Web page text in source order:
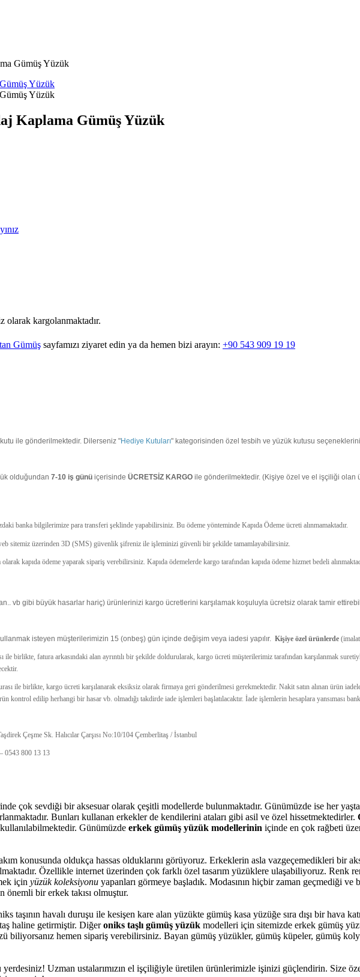
Gümüş Yüzük
Kaplama Gümüş Yüzük
olarak kargolanmaktadır.
Gümüş sayfamızı ziyaret edin ya da hemen bizi arayın: +90 543 909 19 19
ile gönderilmektedir. Dilerseniz "Hediye Kutuları" kategorisinden özel tesbih ve yüzük kutusu
olduğundan 7-10 iş günü içerisinde ÜCRETSİZ KARGO ile gönderilmektedir. (Kişiye özel ve el işçiliği olan
banka bilgilerimize para transferi şeklinde yapabilirsiniz. Bu ödeme yönteminde Kapıda Ödeme ücreti alınmamaktadır.
sitemiz üzerinden 3D (SMS) güvenlik şifreniz ile işleminizi güvenli bir şekilde tamamlayabilirsiniz.
kapıda ödeme yaparak sipariş verebilirsiniz. Kapıda ödemelerde kargo tarafından kapıda ödeme hizmet bedeli
vb gibi büyük hasarlar hariç) ürünlerinizi kargo ücretlerini karşılamak koşuluyla ücretsiz olarak tamir
isteyen müşterilerimizin 15 (onbeş) gün içinde değişim veya iadesi yapılır. Kişiye özel ürünlerde
ile birlikte, fatura arkasındaki alan ayrıntılı bir şekilde doldurularak, kargo ücreti müşterilerimiz tarafından karşılanmak
ile birlikte, kargo ücreti karşılanarak eksiksiz olarak firmaya geri gönderilmesi gerekmektedir. Nakit satın alınan ürün
kontrol edilip herhangi bir hasar vb. olmadığı takdirde iade işlemleri başlatılacaktır. İade işlemlerin hesaplara yansıması
Çeşme Sk. Halıcılar Çarşısı No:10/104 Çemberlitaş / İstanbul
0543 800 13 13
çok sevdiği bir aksesuar olarak çeşitli modellerde bulunmaktadır. Günümüzde ise her
Bunları kullanan erkekler de kendilerini ataları gibi asil ve özel hissetmektedirler.
Günümüzde erkek gümüş yüzük modellerinin içinde en çok rağbeti
konusunda oldukça hassas olduklarını görüyoruz. Erkeklerin asla vazgeçemedikleri bir
Özellikle internet üzerinden çok farklı özel tasarım yüzüklere ulaşabiliyoruz. Renk
için yüzük koleksiyonu yapanları görmeye başladık. Modasının hiçbir zaman geçmediği ve
önemli bir erkek takısı olmuştur.
taşının havalı duruşu ile kesişen kare alan yüzükte gümüş kasa yüzüğe sıra dışı bir hava
haline getirmiştir. Diğeroniks taşlı gümüş yüzük modelleri için sitemizde erkek gümüş
biliyorsanız hemen sipariş verebilirsiniz. Bayan gümüş yüzükler, gümüş küpeler, gümüş
Uzman ustalarımızın el işçiliğiyle üretilen ürünlerimizle işinizi güçlendirin. Size